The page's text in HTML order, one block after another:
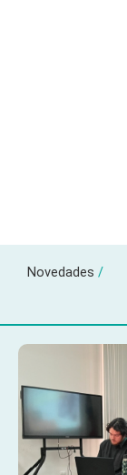
Novedades /